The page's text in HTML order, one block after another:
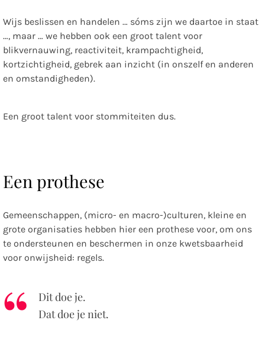
Wijs beslissen en handelen … sóms zijn we daartoe in staat
…, maar … we hebben ook een groot talent voor
blikvernauwing, reactiviteit, krampachtigheid,
kortzichtigheid, gebrek aan inzicht (in onszelf en anderen
en omstandigheden).
Een groot talent voor stommiteiten dus.
Een prothese
Gemeenschappen, (micro- en macro-)culturen, kleine en
grote organisaties hebben hier een prothese voor, om ons
te ondersteunen en beschermen in onze kwetsbaarheid
voor onwijsheid: regels.
Dit doe je.
Dat doe je niet.